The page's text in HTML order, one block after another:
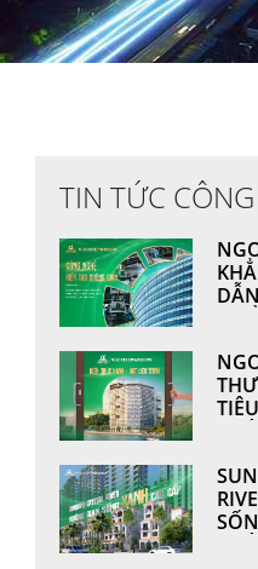
TIN TỨC